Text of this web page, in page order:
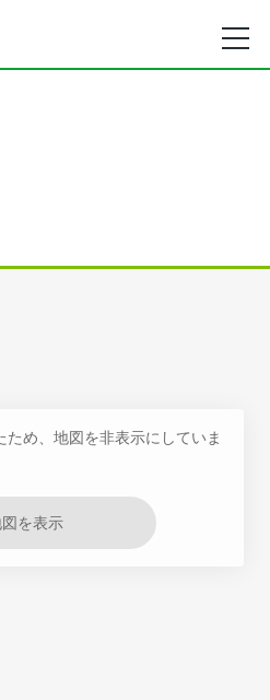
め、地図を非表示にしていま
を表示